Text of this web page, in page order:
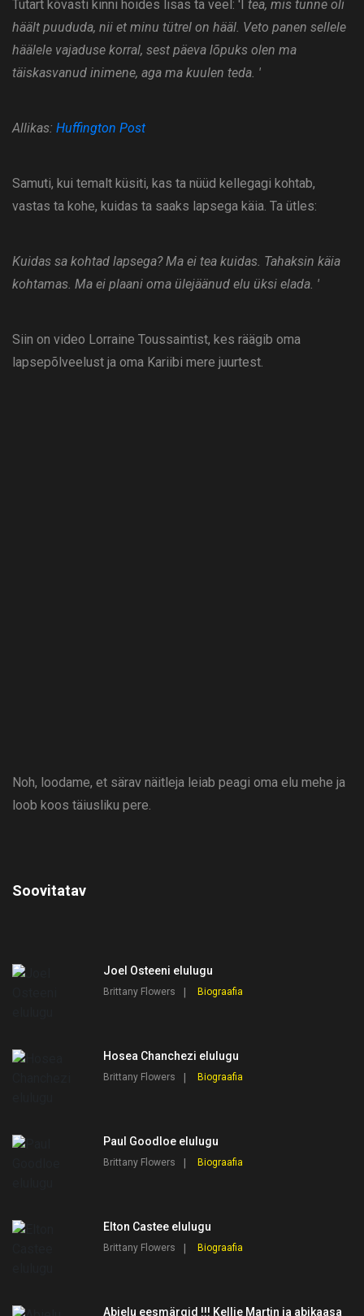
Tütart kõvasti kinni hoides lisas ta veel: 'I tea, mis tunne oli
häält puududa, nii et minu tütrel on hääl. Veto panen sellele
häälele vajaduse korral, sest päeva lõpuks olen ma
täiskasvanud inimene, aga ma kuulen teda. '
Allikas: Huffington Post
Samuti, kui temalt küsiti, kas ta nüüd kellegagi kohtab,
vastas ta kohe, kuidas ta saaks lapsega käia. Ta ütles:
Kuidas sa kohtad lapsega? Ma ei tea kuidas. Tahaksin käia
kohtamas. Ma ei plaani oma ülejäänud elu üksi elada. '
Siin on video Lorraine Toussaintist, kes räägib oma
lapsepõlveelust ja oma Kariibi mere juurtest.
Noh, loodame, et särav näitleja leiab peagi oma elu mehe ja
loob koos täiusliku pere.
Soovitatav
Joel Osteeni elulugu
Brittany Flowers Biograafia
Hosea Chanchezi elulugu
Brittany Flowers Biograafia
Paul Goodloe elulugu
Brittany Flowers Biograafia
Elton Castee elulugu
Brittany Flowers Biograafia
Abielu eesmärgid !!! Kellie Martin ja abikaasa